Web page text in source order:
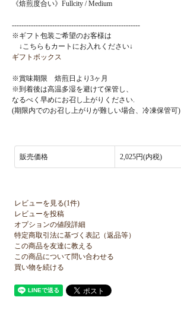
《焙煎度合い》Fullcity / Medium
------------------------------------------------------
※ギフト包装ご希望のお客様は
↓こちらもカートにお入れください↓
ギフトボックス
※賞味期限 焙煎日より3ヶ月
※到着後は高温多湿を避けて保管し、
なるべく早めにお召し上がりください.
(期限内でのお召し上がりが難しい場合、冷凍保管可)
販売価格 2,025円(内税)
レビューを見る(1件)
レビューを投稿
オプションの値段詳細
特定商取引法に基づく表記（返品等）
この商品を友達に教える
この商品について問い合わせる
買い物を続ける